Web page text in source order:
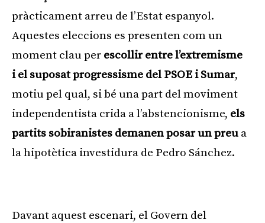
pràcticament arreu de l’Estat espanyol.
Aquestes eleccions es presenten com un
moment clau per escollir entre l’extremisme
i el suposat progressisme del PSOE i Sumar,
motiu pel qual, si bé una part del moviment
independentista crida a l’abstencionisme, els
partits sobiranistes demanen posar un preu a
la hipotètica investidura de Pedro Sánchez.
Davant aquest escenari, el Govern del